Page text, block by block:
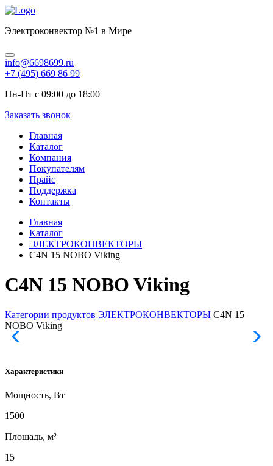
Электроконвектор №1 в Мире
info@6698699.ru
+7 (495) 669 86 99
Пн-Пт с 09:00 до 18:00
Заказать звонок
Главная
Каталог
Компания
Покупателям
Прайс
Поддержка
Контакты
Главная
Каталог
ЭЛЕКТРОКОНВЕКТОРЫ
C4N 15 NOBO Viking
C4N 15 NOBO Viking
Категории продуктов ЭЛЕКТРОКОНВЕКТОРЫ C4N 15
NOBO Viking
Характеристики
Mощность, Вт
1500
Площадь, м²
15